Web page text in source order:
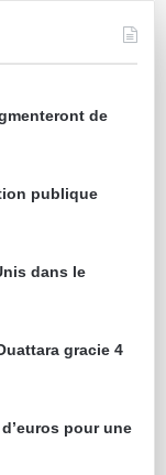
de
publique
dans le
gracie 4
pour une